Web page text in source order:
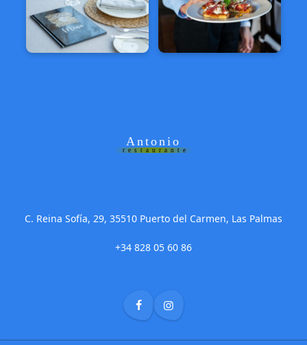
Antonio
restaurante
C. Reina Sofía, 29, 35510 Puerto del Carmen, Las Palmas
+34 828 05 60 86